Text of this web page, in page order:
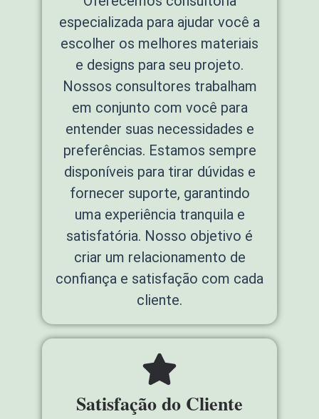
especializada para ajudar você a
escolher os melhores materiais
e designs para seu projeto.
Nossos consultores trabalham
em conjunto com você para
entender suas necessidades e
preferências. Estamos sempre
disponíveis para tirar dúvidas e
fornecer suporte, garantindo
uma experiência tranquila e
satisfatória. Nosso objetivo é
criar um relacionamento de
confiança e satisfação com cada
cliente.
Satisfação do Cliente